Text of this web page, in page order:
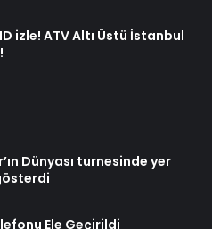
izle! ATV Altı Üstü İstanbul
Dünyası turnesinde yer
Ele Geçirildi